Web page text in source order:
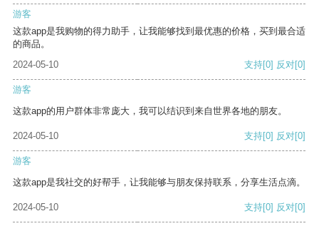
游客
这款app是我购物的得力助手，让我能够找到最优惠的价格，买到最合适
的商品。
2024-05-10
支持[0] 反对[0]
游客
这款app的用户群体非常庞大，我可以结识到来自世界各地的朋友。
2024-05-10 支持[0] 反对[0]
游客
这款app是我社交的好帮手，让我能够与朋友保持联系，分享生活点滴。
2024-05-10 支持[0] 反对[0]